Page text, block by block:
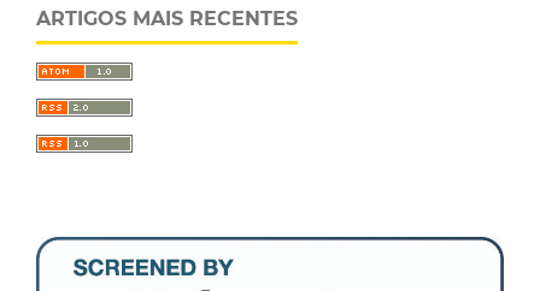
ARTIGOS MAIS RECENTES